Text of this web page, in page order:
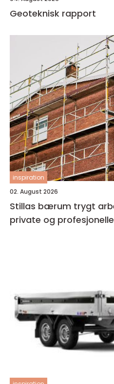
Geoteknisk rapport
inspiration
02. August 2026
Stillas bærum trygt arbeid i høyden for
private og profesjonelle